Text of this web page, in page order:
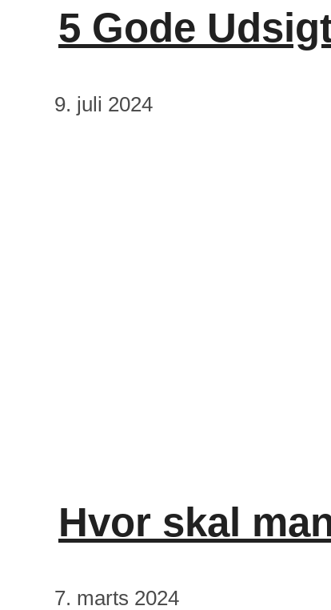
5 Gode
9. juli 2024
Hvor skal
7. marts 2024